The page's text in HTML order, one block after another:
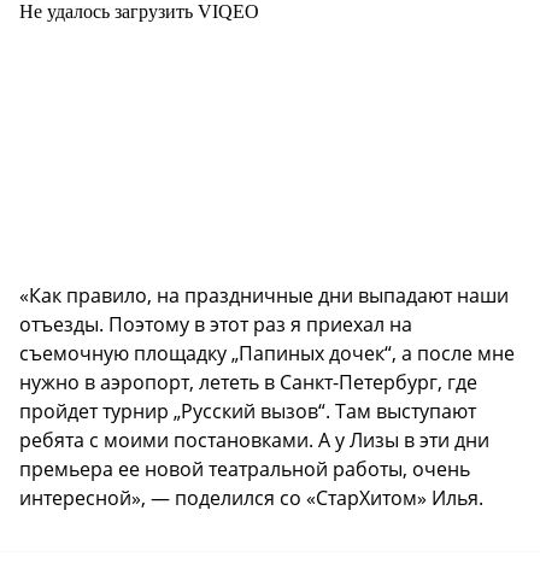
Не удалось загрузить VIQEO
«Как правило, на праздничные дни выпадают наши
отъезды. Поэтому в этот раз я приехал на
съемочную площадку „Папиных дочек“, а после мне
нужно в аэропорт, лететь в Санкт-Петербург, где
пройдет турнир „Русский вызов“. Там выступают
ребята с моими постановками. А у Лизы в эти дни
премьера ее новой театральной работы, очень
интересной», — поделился со «СтарХитом» Илья.